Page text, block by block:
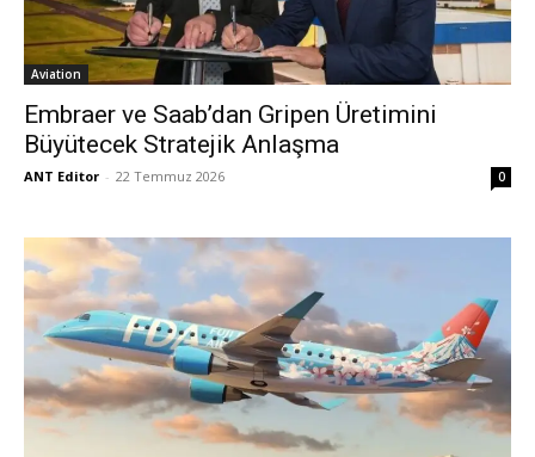
Aviation
Embraer ve Saab’dan Gripen Üretimini
Büyütecek Stratejik Anlaşma
ANT Editor - 22 Temmuz 2026 0